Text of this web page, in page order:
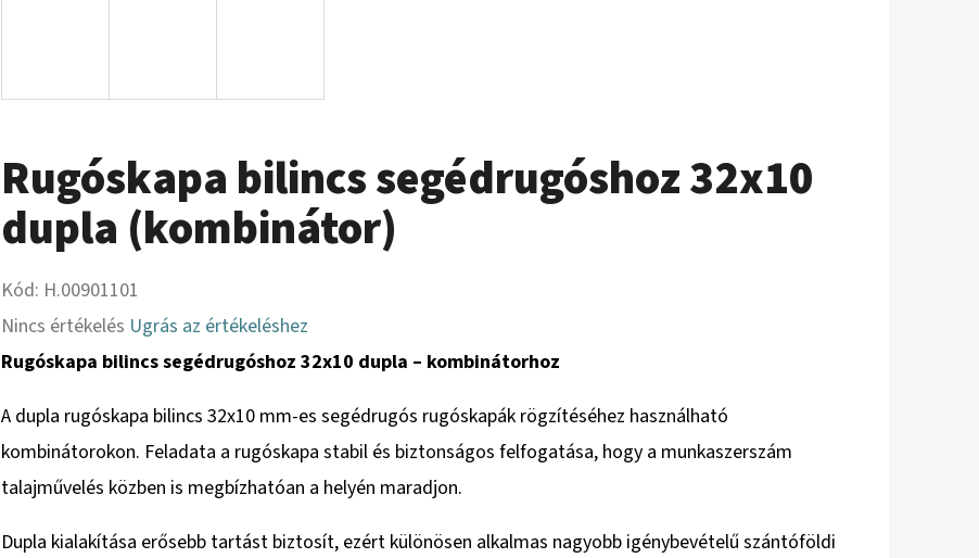
Rugóskapa bilincs segédrugóshoz 32x10
dupla (kombinátor)
Kód: H.00901101
A
termék
értékelése
0,0
Nincs értékelés Ugrás az értékeléshez
Rugóskapa bilincs segédrugóshoz 32x10 dupla – kombinátorhoz
A dupla rugóskapa bilincs 32x10 mm-es segédrugós rugóskapák rögzítéséhez használható
kombinátorokon. Feladata a rugóskapa stabil és biztonságos felfogatása, hogy a munkaszerszám
talajművelés közben is megbízhatóan a helyén maradjon.
Dupla kialakítása erősebb tartást biztosít, ezért különösen alkalmas nagyobb igénybevételű szántóföldi